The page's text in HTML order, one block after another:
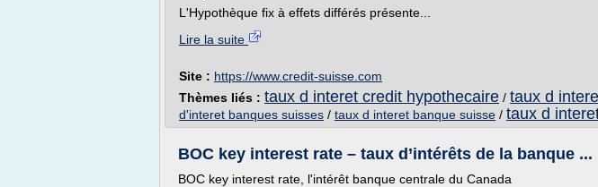
L'Hypothèque fix à effets différés présente...
Lire la suite
Site : https://www.credit-suisse.com
Thèmes liés : taux d interet credit hypothecaire / taux d
d'interet banques suisses / taux d interet banque suisse / taux d
BOC key interest rate – taux d’intérêts de la banque ...
BOC key interest rate, l'intérêt banque centrale du Canada